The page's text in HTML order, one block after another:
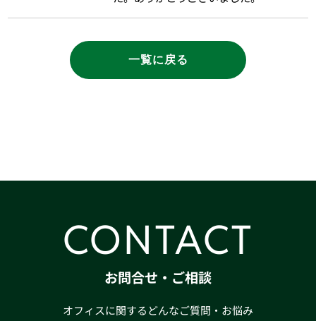
一覧に戻る
CONTACT
お問合せ・ご相談
オフィスに関するどんなご質問・お悩み